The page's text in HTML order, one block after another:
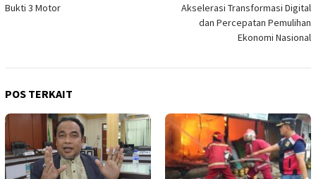
Bukti 3 Motor
Akselerasi Transformasi Digital
dan Percepatan Pemulihan
Ekonomi Nasional
POS TERKAIT